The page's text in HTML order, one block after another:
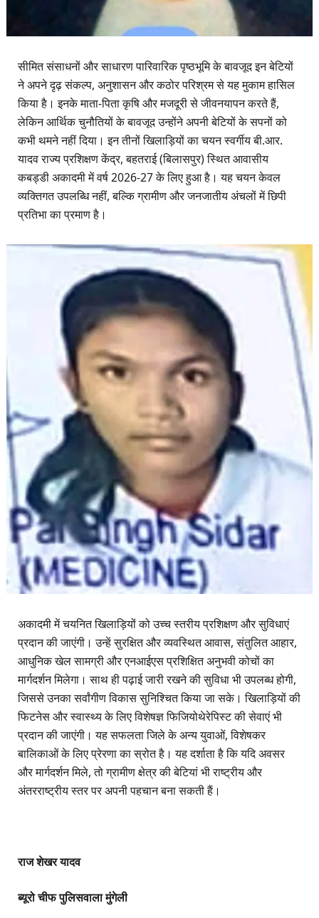
सीमित संसाधनों और साधारण पारिवारिक पृष्ठभूमि के बावजूद इन बेटियों
ने अपने दृढ़ संकल्प, अनुशासन और कठोर परिश्रम से यह मुकाम हासिल
किया है। इनके माता-पिता कृषि और मजदूरी से जीवनयापन करते हैं,
लेकिन आर्थिक चुनौतियों के बावजूद उन्होंने अपनी बेटियों के सपनों को
कभी थमने नहीं दिया। इन तीनों खिलाड़ियों का चयन स्वर्गीय बी.आर.
यादव राज्य प्रशिक्षण केंद्र, बहतराई (बिलासपुर) स्थित आवासीय
कबड्डी अकादमी में वर्ष 2026-27 के लिए हुआ है। यह चयन केवल
व्यक्तिगत उपलब्धि नहीं, बल्कि ग्रामीण और जनजातीय अंचलों में छिपी
प्रतिभा का प्रमाण है।
अकादमी में चयनित खिलाड़ियों को उच्च स्तरीय प्रशिक्षण और सुविधाएं
प्रदान की जाएंगी। उन्हें सुरक्षित और व्यवस्थित आवास, संतुलित आहार,
आधुनिक खेल सामग्री और एनआईएस प्रशिक्षित अनुभवी कोचों का
मार्गदर्शन मिलेगा। साथ ही पढ़ाई जारी रखने की सुविधा भी उपलब्ध होगी,
जिससे उनका सर्वांगीण विकास सुनिश्चित किया जा सके। खिलाड़ियों की
फिटनेस और स्वास्थ्य के लिए विशेषज्ञ फिजियोथेरेपिस्ट की सेवाएं भी
प्रदान की जाएंगी। यह सफलता जिले के अन्य युवाओं, विशेषकर
बालिकाओं के लिए प्रेरणा का स्रोत है। यह दर्शाता है कि यदि अवसर
और मार्गदर्शन मिले, तो ग्रामीण क्षेत्र की बेटियां भी राष्ट्रीय और
अंतरराष्ट्रीय स्तर पर अपनी पहचान बना सकती हैं।
राज शेखर यादव
ब्यूरो चीफ पुलिसवाला मुंगेली